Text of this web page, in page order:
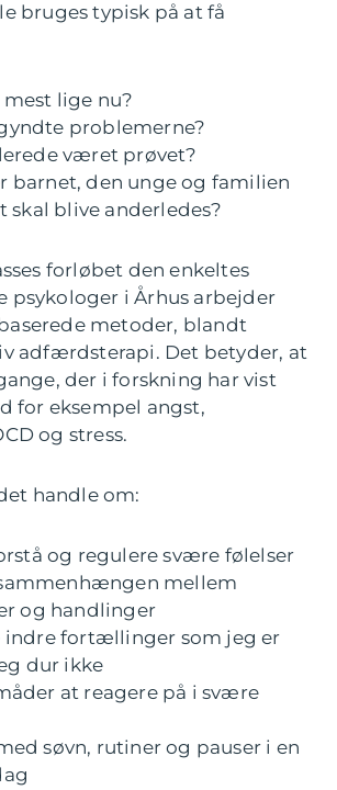
bruges typisk på at få
lige nu?
problemerne?
været prøvet?
barnet, den unge og familien
skal blive anderledes?
forløbet den enkeltes
psykologer i Århus arbejder
metoder, blandt
adfærdsterapi. Det betyder, at
der i forskning har vist
for eksempel angst,
og stress.
handle om:
og regulere svære følelser
mellem
og handlinger
indre fortællinger som jeg er
dur ikke
at reagere på i svære
søvn, rutiner og pauser i en